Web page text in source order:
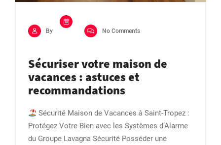
By No Comments
Sécuriser votre maison de
vacances : astuces et
recommandations
Sécurité Maison de Vacances à Saint-Tropez :
Protégez Votre Bien avec les Systèmes d’Alarme
du Groupe Lavagna Sécurité Posséder une